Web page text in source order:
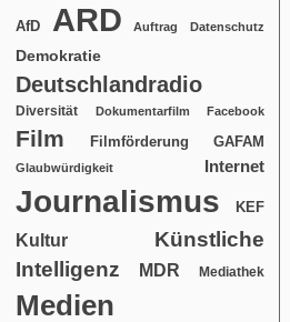
AfD ARD Auftrag Datenschutz
Demokratie
Deutschlandradio
Diversität Dokumentarfilm Facebook
Film Filmförderung GAFAM
Glaubwürdigkeit Internet
Journalismus KEF
Kultur
Künstliche
Intelligenz
MDR Mediathek
Medien